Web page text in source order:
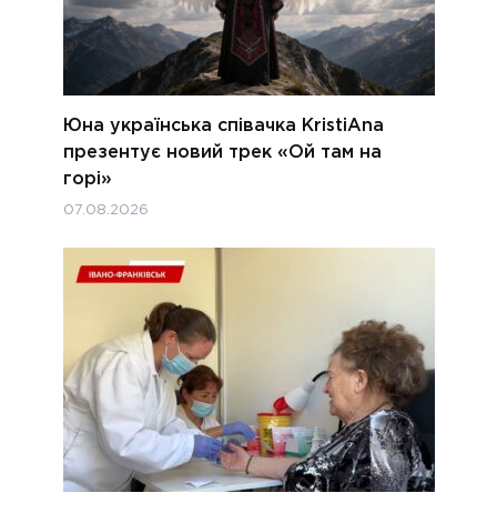
Юна українська співачка KristiAna
презентує новий трек «Ой там на
горі»
07.08.2026